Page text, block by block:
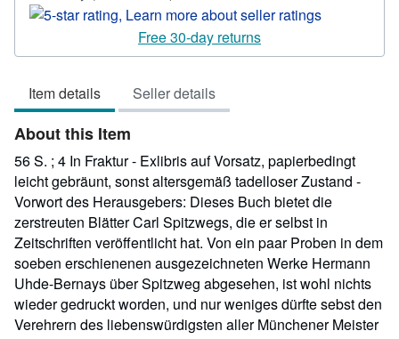
rating
5
out
5
stars
Free 30-day returns
Item details Seller details
About this Item
56 S. ; 4 In Fraktur - Exlibris auf Vorsatz, papierbedingt
leicht gebräunt, sonst altersgemäß tadelloser Zustand -
Vorwort des Herausgebers: Dieses Buch bietet die
zerstreuten Blätter Carl Spitzwegs, die er selbst in
Zeitschriften veröffentlicht hat. Von ein paar Proben in dem
soeben erschienenen ausgezeichneten Werke Hermann
Uhde-Bernays über Spitzweg abgesehen, ist wohl nichts
wieder gedruckt worden, und nur weniges dürfte sebst den
Verehrern des liebenswürdigsten aller Münchener Meister